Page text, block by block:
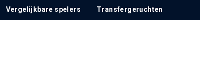
Vergelijkbare spelers Transfergeruchten